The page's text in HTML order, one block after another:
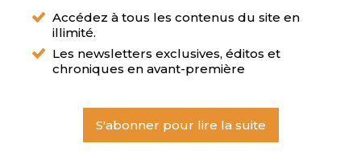
Accédez à tous les contenus du site en
illimité.
Les newsletters exclusives, éditos et
chroniques en avant-première
S'abonner pour lire la suite